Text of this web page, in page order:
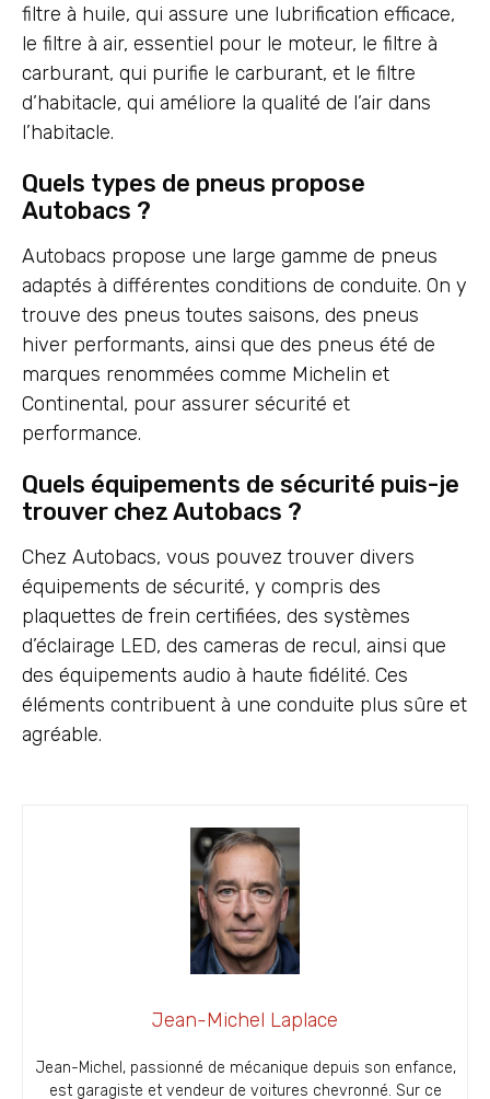
filtre à huile, qui assure une lubrification efficace,
le filtre à air, essentiel pour le moteur, le filtre à
carburant, qui purifie le carburant, et le filtre
d’habitacle, qui améliore la qualité de l’air dans
l’habitacle.
Quels types de pneus propose
Autobacs ?
Autobacs propose une large gamme de pneus
adaptés à différentes conditions de conduite. On y
trouve des pneus toutes saisons, des pneus
hiver performants, ainsi que des pneus été de
marques renommées comme Michelin et
Continental, pour assurer sécurité et
performance.
Quels équipements de sécurité puis-je
trouver chez Autobacs ?
Chez Autobacs, vous pouvez trouver divers
équipements de sécurité, y compris des
plaquettes de frein certifiées, des systèmes
d’éclairage LED, des cameras de recul, ainsi que
des équipements audio à haute fidélité. Ces
éléments contribuent à une conduite plus sûre et
agréable.
Jean-Michel Laplace
Jean-Michel, passionné de mécanique depuis son enfance,
est garagiste et vendeur de voitures chevronné. Sur ce